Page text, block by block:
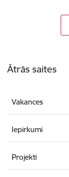
Ātrās saites
Vakances
Iepirkumi
Projekti